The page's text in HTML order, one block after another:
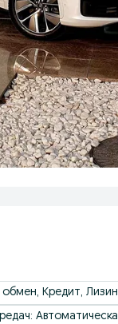
Кредит,